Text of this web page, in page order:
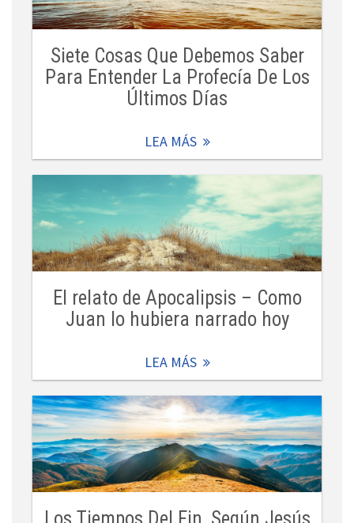
Siete Cosas Que Debemos Saber
Para Entender La Profecía De Los
Últimos Días
LEA MÁS
El relato de Apocalipsis – Como
Juan lo hubiera narrado hoy
LEA MÁS